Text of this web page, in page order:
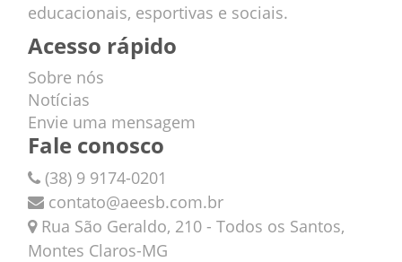
educacionais, esportivas e sociais.
Acesso rápido
Sobre nós
Notícias
Envie uma mensagem
Fale conosco
(38) 9 9174-0201
contato@aeesb.com.br
Rua São Geraldo, 210 - Todos os Santos,
Montes Claros-MG